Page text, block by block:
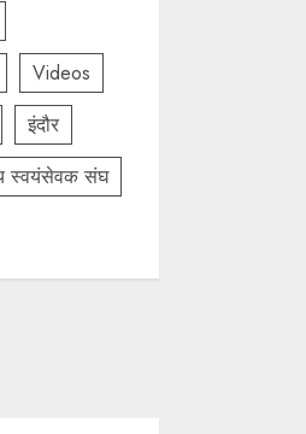
Videos
इंदौर
स्वयंसेवक संघ